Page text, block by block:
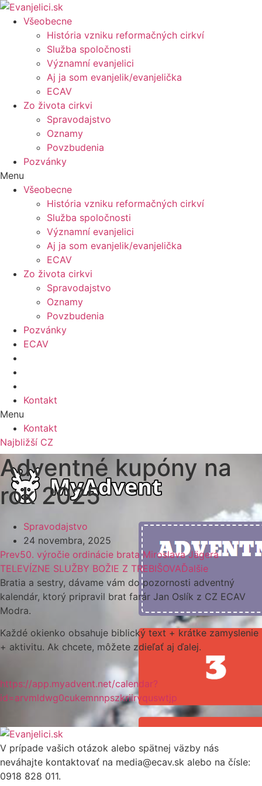
Všeobecne
História vzniku reformačných cirkví
Služba spoločnosti
Významní evanjelici
Aj ja som evanjelik/evanjelička
ECAV
Zo života cirkvi
Spravodajstvo
Oznamy
Povzbudenia
Pozvánky
Menu
Všeobecne
História vzniku reformačných cirkví
Služba spoločnosti
Významní evanjelici
Aj ja som evanjelik/evanjelička
ECAV
Zo života cirkvi
Spravodajstvo
Oznamy
Povzbudenia
Pozvánky
ECAV
Kontakt
Menu
Kontakt
Najbližší CZ
Adventné kupóny na
rok 2025
Spravodajstvo
24 novembra, 2025
Prev50. výročie ordinácie brata Miroslava Jägera
TELEVÍZNE SLUŽBY BOŽIE Z TREBIŠOVAĎalšie
Bratia a sestry, dávame vám do pozornosti adventný
kalendár, ktorý pripravil brat farár Jan Oslík z CZ ECAV
Modra.
Každé okienko obsahuje biblický text + krátke zamyslenie
+ aktivitu. Ak chcete, môžete zdieľať aj ďalej.
https://app.myadvent.net/calendar?
id=arvmldwg0cukemnnpszkriirvquswtjp
V prípade vašich otázok alebo spätnej väzby nás
neváhajte kontaktovať na media@ecav.sk alebo na čísle:
0918 828 011.